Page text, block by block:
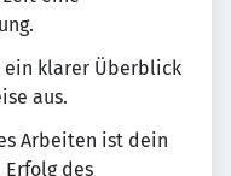
ein klarer Überblick
aus.
Arbeiten ist dein
Erfolg des